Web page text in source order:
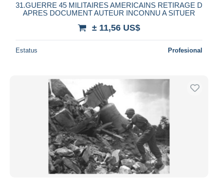
31.GUERRE 45 MILITAIRES AMERICAINS RETIRAGE D
APRES DOCUMENT AUTEUR INCONNU A SITUER
± 11,56 US$
Estatus Profesional